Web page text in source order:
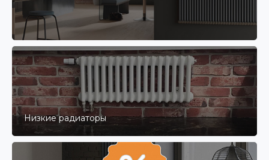
Радиаторы со стандартной
высотой
Низкие радиаторы